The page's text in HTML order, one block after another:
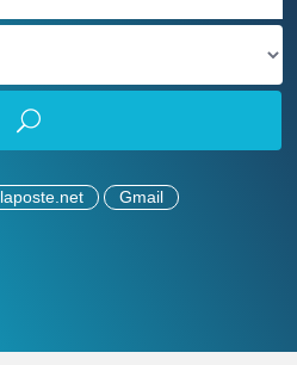
laposte.net Gmail